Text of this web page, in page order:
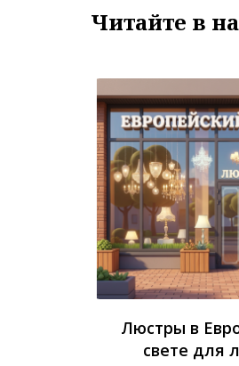
Читайте в
Люстры в
свете для